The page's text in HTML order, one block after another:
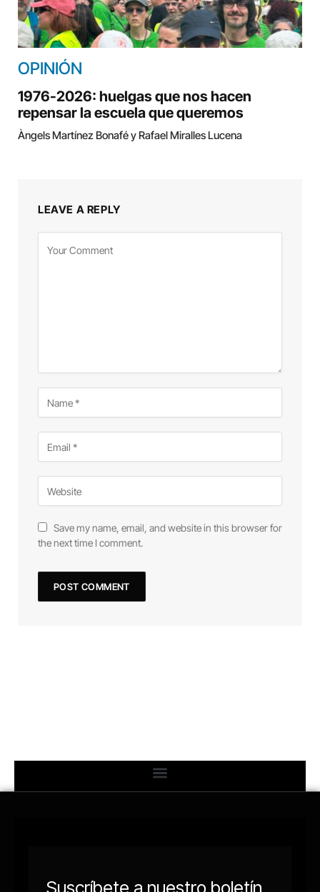
OPINIÓN
1976-2026: huelgas que nos hacen
repensar la escuela que queremos
Àngels Martínez Bonafé y Rafael Miralles Lucena
LEAVE A REPLY
Save my name, email, and website in this browser for
the next time I comment.